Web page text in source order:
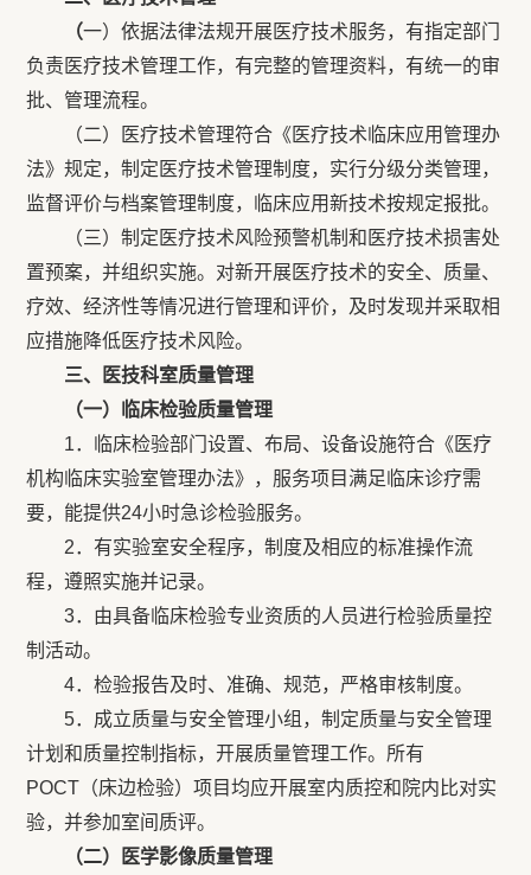
（一）依据法律法规开展医疗技术服务，有指定部门
负责医疗技术管理工作，有完整的管理资料，有统一的审
批、管理流程。
（二）医疗技术管理符合《医疗技术临床应用管理办
法》规定，制定医疗技术管理制度，实行分级分类管理，
监督评价与档案管理制度，临床应用新技术按规定报批。
（三）制定医疗技术风险预警机制和医疗技术损害处
置预案，并组织实施。对新开展医疗技术的安全、质量、
疗效、经济性等情况进行管理和评价，及时发现并采取相
应措施降低医疗技术风险。
三、医技科室质量管理
（一）临床检验质量管理
1．临床检验部门设置、布局、设备设施符合《医疗
机构临床实验室管理办法》，服务项目满足临床诊疗需
要，能提供24小时急诊检验服务。
2．有实验室安全程序，制度及相应的标准操作流
程，遵照实施并记录。
3．由具备临床检验专业资质的人员进行检验质量控
制活动。
4．检验报告及时、准确、规范，严格审核制度。
5．成立质量与安全管理小组，制定质量与安全管理
计划和质量控制指标，开展质量管理工作。所有
POCT（床边检验）项目均应开展室内质控和院内比对实
验，并参加室间质评。
（二）医学影像质量管理